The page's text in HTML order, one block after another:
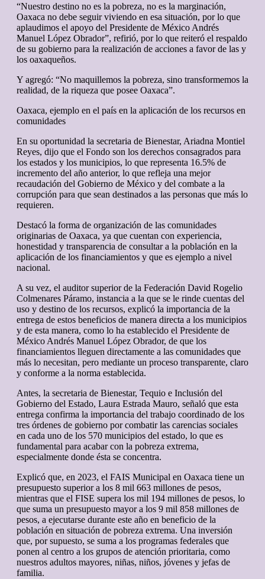
“Nuestro destino no es la pobreza, no es la marginación,
Oaxaca no debe seguir viviendo en esa situación, por lo que
aplaudimos el apoyo del Presidente de México Andrés
Manuel López Obrador”, refirió, por lo que reiteró el respaldo
de su gobierno para la realización de acciones a favor de las y
los oaxaqueños.
Y agregó: “No maquillemos la pobreza, sino transformemos la
realidad, de la riqueza que posee Oaxaca”.
Oaxaca, ejemplo en el país en la aplicación de los recursos en
comunidades
En su oportunidad la secretaria de Bienestar, Ariadna Montiel
Reyes, dijo que el Fondo son los derechos consagrados para
los estados y los municipios, lo que representa 16.5% de
incremento del año anterior, lo que refleja una mejor
recaudación del Gobierno de México y del combate a la
corrupción para que sean destinados a las personas que más lo
requieren.
Destacó la forma de organización de las comunidades
originarias de Oaxaca, ya que cuentan con experiencia,
honestidad y transparencia de consultar a la población en la
aplicación de los financiamientos y que es ejemplo a nivel
nacional.
A su vez, el auditor superior de la Federación David Rogelio
Colmenares Páramo, instancia a la que se le rinde cuentas del
uso y destino de los recursos, explicó la importancia de la
entrega de estos beneficios de manera directa a los municipios
y de esta manera, como lo ha establecido el Presidente de
México Andrés Manuel López Obrador, de que los
financiamientos lleguen directamente a las comunidades que
más lo necesitan, pero mediante un proceso transparente, claro
y conforme a la norma establecida.
Antes, la secretaria de Bienestar, Tequio e Inclusión del
Gobierno del Estado, Laura Estrada Mauro, señaló que esta
entrega confirma la importancia del trabajo coordinado de los
tres órdenes de gobierno por combatir las carencias sociales
en cada uno de los 570 municipios del estado, lo que es
fundamental para acabar con la pobreza extrema,
especialmente donde ésta se concentra.
Explicó que, en 2023, el FAIS Municipal en Oaxaca tiene un
presupuesto superior a los 8 mil 663 millones de pesos,
mientras que el FISE supera los mil 194 millones de pesos, lo
que suma un presupuesto mayor a los 9 mil 858 millones de
pesos, a ejecutarse durante este año en beneficio de la
población en situación de pobreza extrema. Una inversión
que, por supuesto, se suma a los programas federales que
ponen al centro a los grupos de atención prioritaria, como
nuestros adultos mayores, niñas, niños, jóvenes y jefas de
familia.